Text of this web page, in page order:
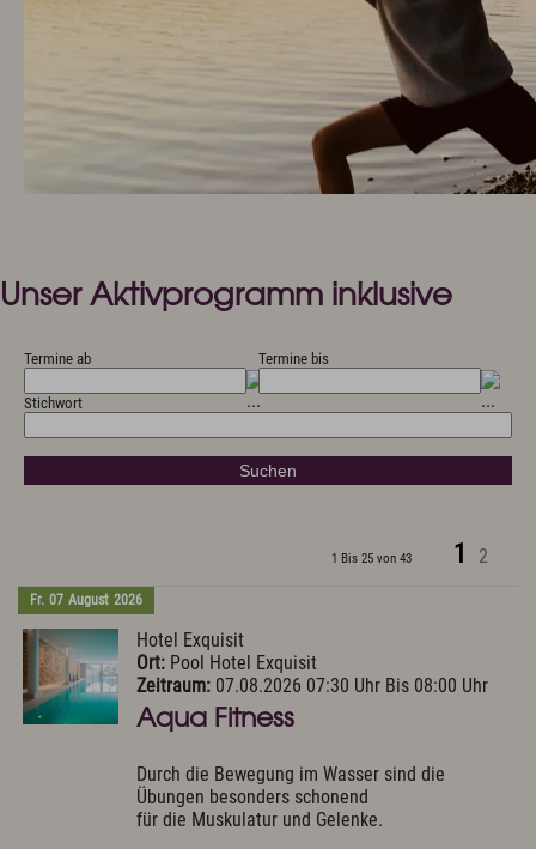
Unser Aktivprogramm inklusive
Termine ab Termine bis
Stichwort
1 Bis 25 von 43 1 2
Fr. 07 August 2026
Hotel Exquisit
Ort: Pool Hotel Exquisit
Zeitraum: 07.08.2026 07:30 Uhr Bis 08:00 Uhr
Aqua Fitness
Durch die Bewegung im Wasser sind die
Übungen besonders schonend
für die Muskulatur und Gelenke.